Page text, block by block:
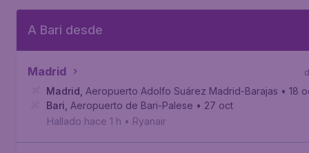
A Bari desde
Madrid
Madrid Aeropuerto Adolfo Suárez Madrid-Barajas • 18
Bari Aeropuerto de Bari-Palese • 27 oct
Hallado hace 1 h • Ryanair